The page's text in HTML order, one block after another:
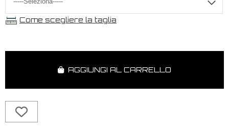
Come scegliere la taglia
AGGIUNGI AL CARRELLO